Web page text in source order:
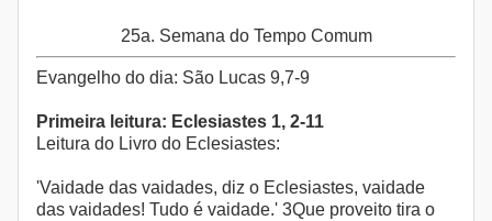
25a. Semana do Tempo Comum
Evangelho do dia: São Lucas 9,7-9
Primeira leitura: Eclesiastes 1, 2-11
Leitura do Livro do Eclesiastes:
'Vaidade das vaidades, diz o Eclesiastes, vaidade
das vaidades! Tudo é vaidade.' 3Que proveito tira o